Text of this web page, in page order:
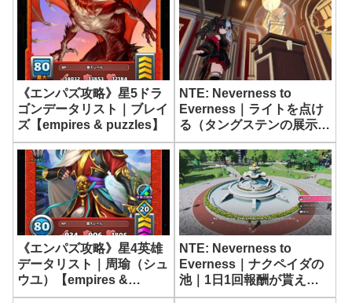
《エンパズ攻略》星5ドラ
ゴンデータリスト｜ブレイ
ズ【empires & puzzles】
NTE: Neverness to
Everness｜ライトを点け
る（タングステンの展示
室）ブランコが千回揺れた
ら｜サイドストーリー攻略
【ネバエバ】
《エンパズ攻略》星4英雄
データリスト｜周瑜（シュ
ウユ）【empires &
puzzles】
NTE: Neverness to
Everness｜ナクペイダの
池｜1日1回報酬が貰える
【ネバエバ】